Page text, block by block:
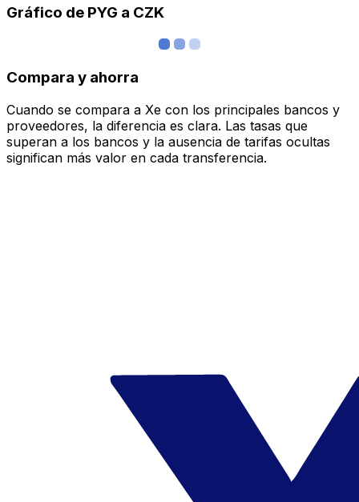
Gráfico de PYG a CZK
Compara y ahorra
Cuando se compara a Xe con los principales bancos y
proveedores, la diferencia es clara. Las tasas que
superan a los bancos y la ausencia de tarifas ocultas
significan más valor en cada transferencia.